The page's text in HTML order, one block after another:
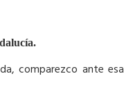
comparezco ante esa